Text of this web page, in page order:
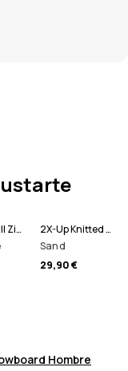
Blizzard Full Zip Chaqueta Esquí Hombre
2X-Up Knitted Pasamontañas
Sand
29,90 €
Hombre